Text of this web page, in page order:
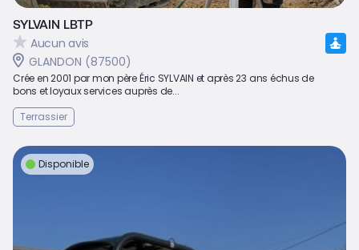
SYLVAIN LBTP
Aucun avis
GLANDON (87500)
Crée en 2001 par mon père Éric SYLVAIN et après 23 ans échus de
bons et loyaux services auprès de...
Terrassier
Disponible